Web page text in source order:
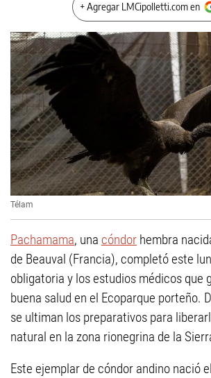
+ Agregar LMCipolletti.com en
Télam
Pachamama, una cóndor hembra
de Beauval (Francia), completó este
obligatoria y los estudios médicos que
buena salud en el Ecoparque porteño.
se ultiman los preparativos para
natural en la zona rionegrina de la
Este ejemplar de cóndor andino nació